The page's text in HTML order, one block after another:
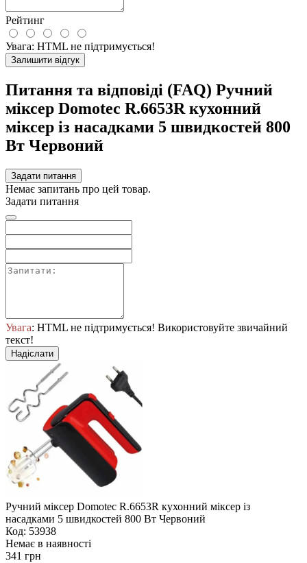
Рейтинг
Увага: HTML не підтримується!
Залишити відгук
Питання та відповіді (FAQ) Ручний
міксер Domotec R.6653R кухонний
міксер із насадками 5 швидкостей 800
Вт Червоний
Задати питання
Немає запитань про цей товар.
Задати питання
Увага: HTML не підтримується! Використовуйте звичайний
текст!
Надіслати
Ручний міксер Domotec R.6653R кухонний міксер із
насадками 5 швидкостей 800 Вт Червоний
Код: 53938
Немає в наявності
341 грн